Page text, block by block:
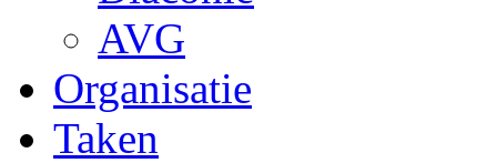
AVG
Organisatie
Taken